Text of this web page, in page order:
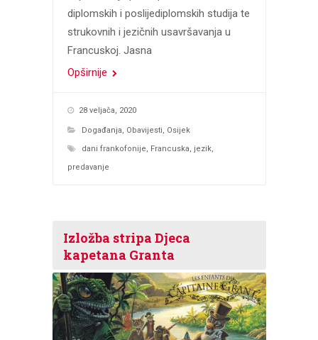
diplomskih i poslijediplomskih studija te
strukovnih i jezičnih usavršavanja u
Francuskoj. Jasna
Opširnije
28 veljača, 2020
Događanja, Obavijesti, Osijek
dani frankofonije, Francuska, jezik,
predavanje
Izložba stripa Djeca
kapetana Granta